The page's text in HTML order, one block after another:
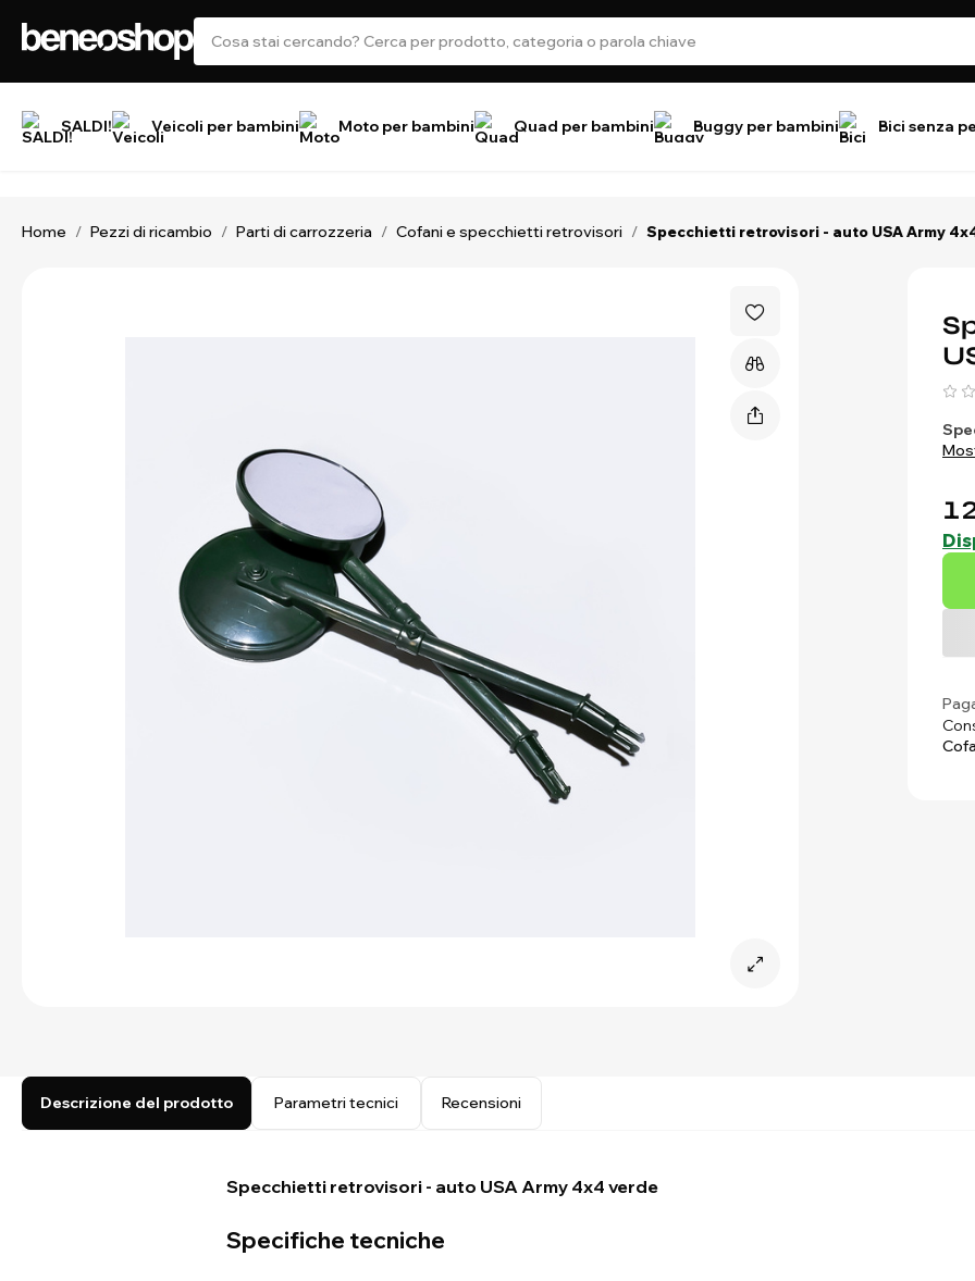
SALDI! Veicoli per bambini Moto per bambini Quad per bambini Buggy per bambini Bici senza
Home / Pezzi di ricambio / Parti di carrozzeria / Cofani e specchietti retrovisori / Specchietti retrovisori - auto USA Army
Descrizione del prodotto Parametri tecnici Recensioni
Specchietti retrovisori - auto USA Army 4x4 verde
Specifiche tecniche